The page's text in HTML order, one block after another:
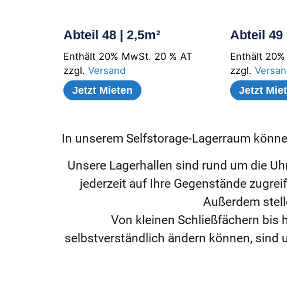
Abteil 48 | 2,5m²
Enthält 20% MwSt. 20 % AT
zzgl. Versand
Jetzt Mieten
Abteil 49
Enthält
zzgl.
Jetzt
In unserem Selfstorage-Lagerraum
Unsere Lagerhallen sind rund um die
jederzeit auf Ihre Gegenstände
Außerdem
Von kleinen Schließfächern bis
selbstverständlich ändern können, sind